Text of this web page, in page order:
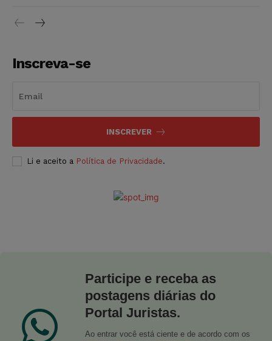
Inscreva-se
INSCREVER
Li e aceito a Política de Privacidade.
Participe e receba as
postagens diárias do
Portal Juristas.
Ao entrar você está ciente e de acordo com os